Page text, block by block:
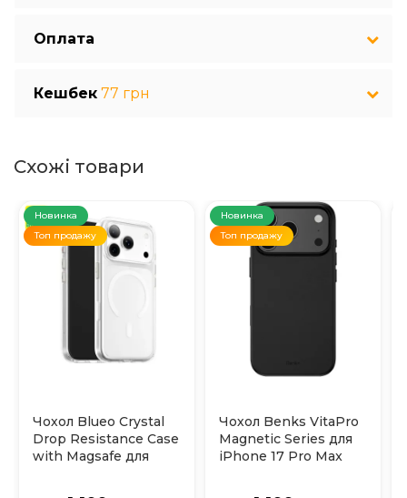
Оплата
Кешбек 77 грн
Схожі товари
Новинка
Топ продажу
Чохол Blueo Crystal
Drop Resistance Case
with Magsafe для
Новинка
Топ продажу
Чохол Benks VitaPro
Magnetic Series для
iPhone 17 Pro Max